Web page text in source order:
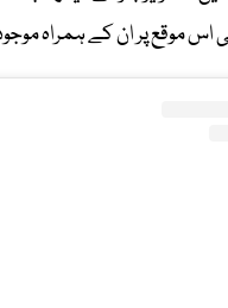
موقع پر ان کے ہمراہ